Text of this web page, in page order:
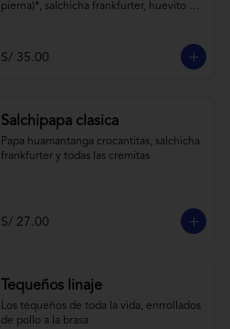
pierna)*, salchicha frankfurter, huevito
o pierna es sujeta a stock.
S/ 35.00
Salchipapa clasica
Papa huamantanga crocantitas, salchicha
frankfurter y todas las cremitas
S/ 27.00
Tequeños linaje
Los tequeños de toda la vida, enrrollados
de pollo a la brasa